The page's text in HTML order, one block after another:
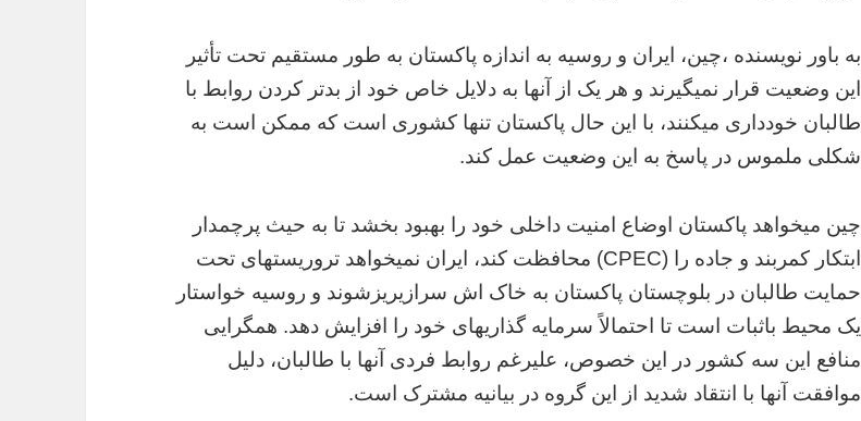
به باور نویسنده ،چین، ایران و روسیه به اندازه پاکستان به طور مستقیم تحت تأثیر
این وضعیت قرار نمیگیرند و هر یک از آنها به دلایل خاص خود از بدتر کردن روابط با
طالبان خودداری میکنند، با این حال پاکستان تنها کشوری است که ممکن است به
شکلی ملموس در پاسخ به این وضعیت عمل کند.
چین میخواهد پاکستان اوضاع امنیت داخلی خود را بهبود بخشد تا به حیث پرچمدار
ابتکار کمربند و جاده را (CPEC) محافظت کند، ایران نمیخواهد تروریستهای تحت
حمایت طالبان در بلوچستان پاکستان به خاک اش سرازیریزشوند و روسیه خواستار
یک محیط باثبات است تا احتمالاً سرمایه گذاریهای خود را افزایش دهد. همگرایی
منافع این سه کشور در این خصوص، علیرغم روابط فردی آنها با طالبان، دلیل
موافقت آنها با انتقاد شدید از این گروه در بیانیه مشترک است.